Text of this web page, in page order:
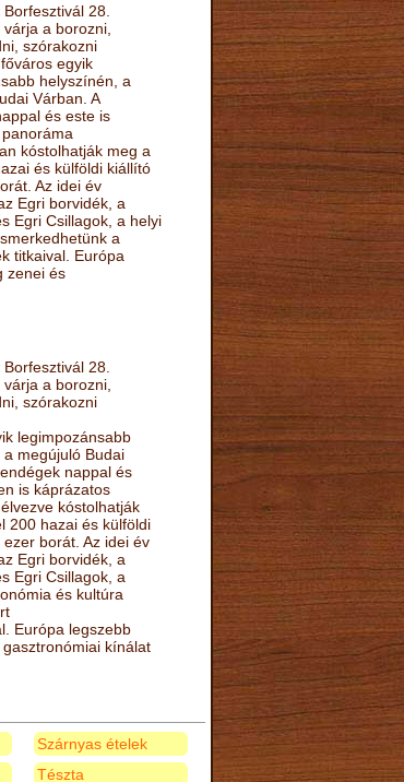
28.
a borozni,
szórakozni
egyik
helyszínén, a
Várban. A
és este is
kóstolhatják meg a
és külföldi kiállító
Az idei év
Egri borvidék, a
Egri Csillagok, a helyi
a
titkaival. Európa
zenei és
28.
a borozni,
szórakozni
legimpozánsabb
megújuló Budai
nappal és
is káprázatos
kóstolhatják
200 hazai és külföldi
borát. Az idei év
Egri borvidék, a
Egri Csillagok, a
és kultúra
Európa legszebb
kínálat
Szárnyas ételek
Tészta